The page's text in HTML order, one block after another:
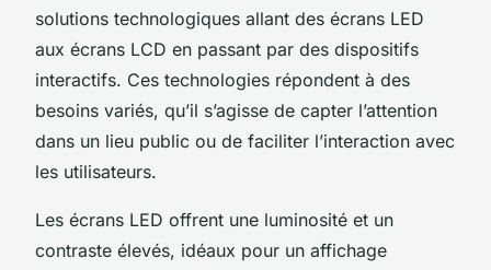
solutions technologiques allant des écrans LED
aux écrans LCD en passant par des dispositifs
interactifs. Ces technologies répondent à des
besoins variés, qu’il s’agisse de capter l’attention
dans un lieu public ou de faciliter l’interaction avec
les utilisateurs.
Les écrans LED offrent une luminosité et un
contraste élevés, idéaux pour un affichage